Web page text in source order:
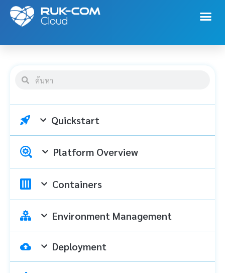
Quickstart
Platform Overview
Containers
Environment Management
Deployment